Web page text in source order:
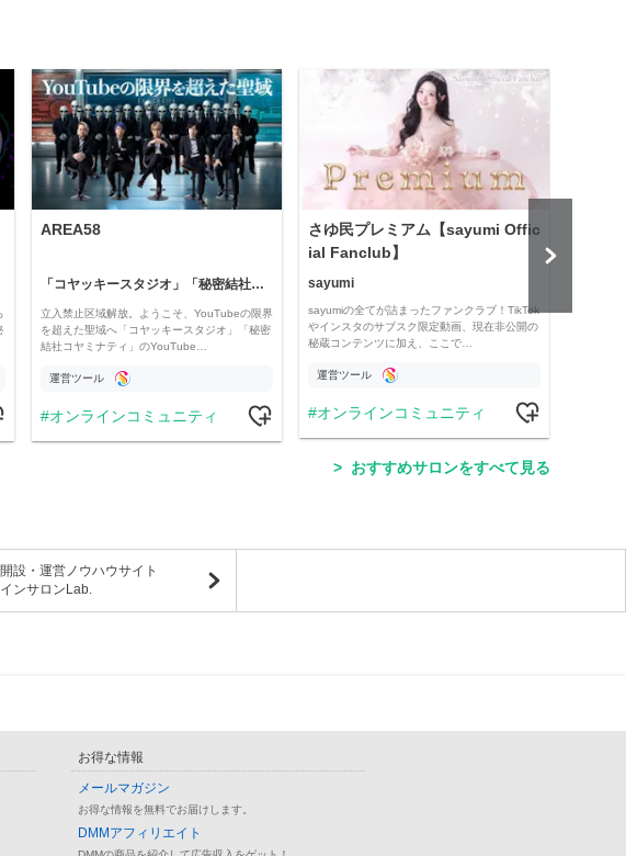
AREA58
「コヤッキースタジオ」「秘密結社コヤミナティ」
立入禁止区域解放。ようこそ、YouTubeの限界
を超えた聖域へ「コヤッキースタジオ」「秘密
結社コヤミナティ」のYouTube…
運営ツール
オンラインコミュニティ
さゆ民プレミアム【sayumi Offic
ial Fanclub】
sayumi
sayumiの全てが詰まったファンクラブ！TikTok
やインスタのサブスク限定動画、現在非公開の
秘蔵コンテンツに加え、ここで…
運営ツール
オンラインコミュニティ
おすすめサロンをすべて見る
設・運営ノウハウサイト
ンサロンLab.
お得な情報
メールマガジン
お得な情報を無料でお届けします。
DMMアフィリエイト